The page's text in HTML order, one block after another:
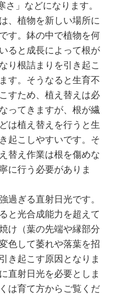
さ」などになります。
、植物を新しい場所に
す。鉢の中で植物を何
ると成長によって根が
り根詰まりを引き起こ
す。そうなると生育不
すため、植え替えは必
ってきますが、根が繊
は植え替えを行うと生
起こしやすいです。そ
替え作業は根を傷めな
に行う必要がありま
過ぎる直射日光です。
と光合成能力を超えて
け（葉の先端や縁部分
色して萎れや落葉を招
き起こす原因となりま
直射日光を必要としま
は育て方からご覧くだ